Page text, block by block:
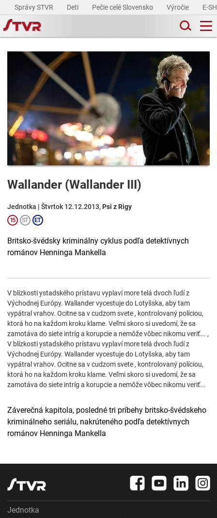
Správy STVR Deti Pečie celé Slovensko Výročie E-
Wallander (Wallander III)
Jednotka | Štvrtok 12.12.2013, Psi z Rigy
Britsko-švédsky kriminálny cyklus podľa detektívnych
románov Henninga Mankella
V blízkosti ystadského prístavu vyplaví more telá dvoch ľudí z
Východnej Európy. Wallander vycestuje do Lotyšska, aby tam
vypátral vrahov. Ocitne sa v cudzom svete , kontrolovaný políciou,
ktorá ho na každom kroku klame. Veľmi skoro si uvedomí, že sa
zamotáva do siete intríg a korupcie a nemôže vôbec nikomu veriť... ,
V blízkosti ystadského prístavu vyplaví more telá dvoch ľudí z
Východnej Európy. Wallander vycestuje do Lotyšska, aby tam
vypátral vrahov. Ocitne sa v cudzom svete , kontrolovaný políciou,
ktorá ho na každom kroku klame. Veľmi skoro si uvedomí, že sa
zamotáva do siete intríg a korupcie a nemôže vôbec nikomu veriť...
Záverečná kapitola, posledné tri príbehy britsko-švédskeho
kriminálneho seriálu, nakrúteného podľa detektívnych
románov Henninga Mankella
Jednotka